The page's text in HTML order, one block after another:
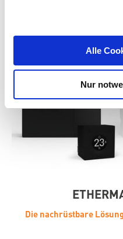
Alle
Nur
Die nachrüstbare